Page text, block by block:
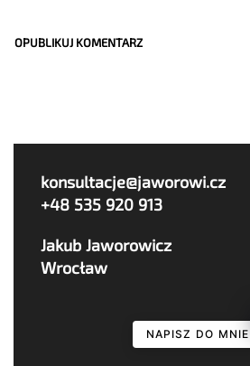
konsultacje@jaworowi.cz
+48 535 920 913
Jakub Jaworowicz
Wrocław
NAPISZ DO MNIE